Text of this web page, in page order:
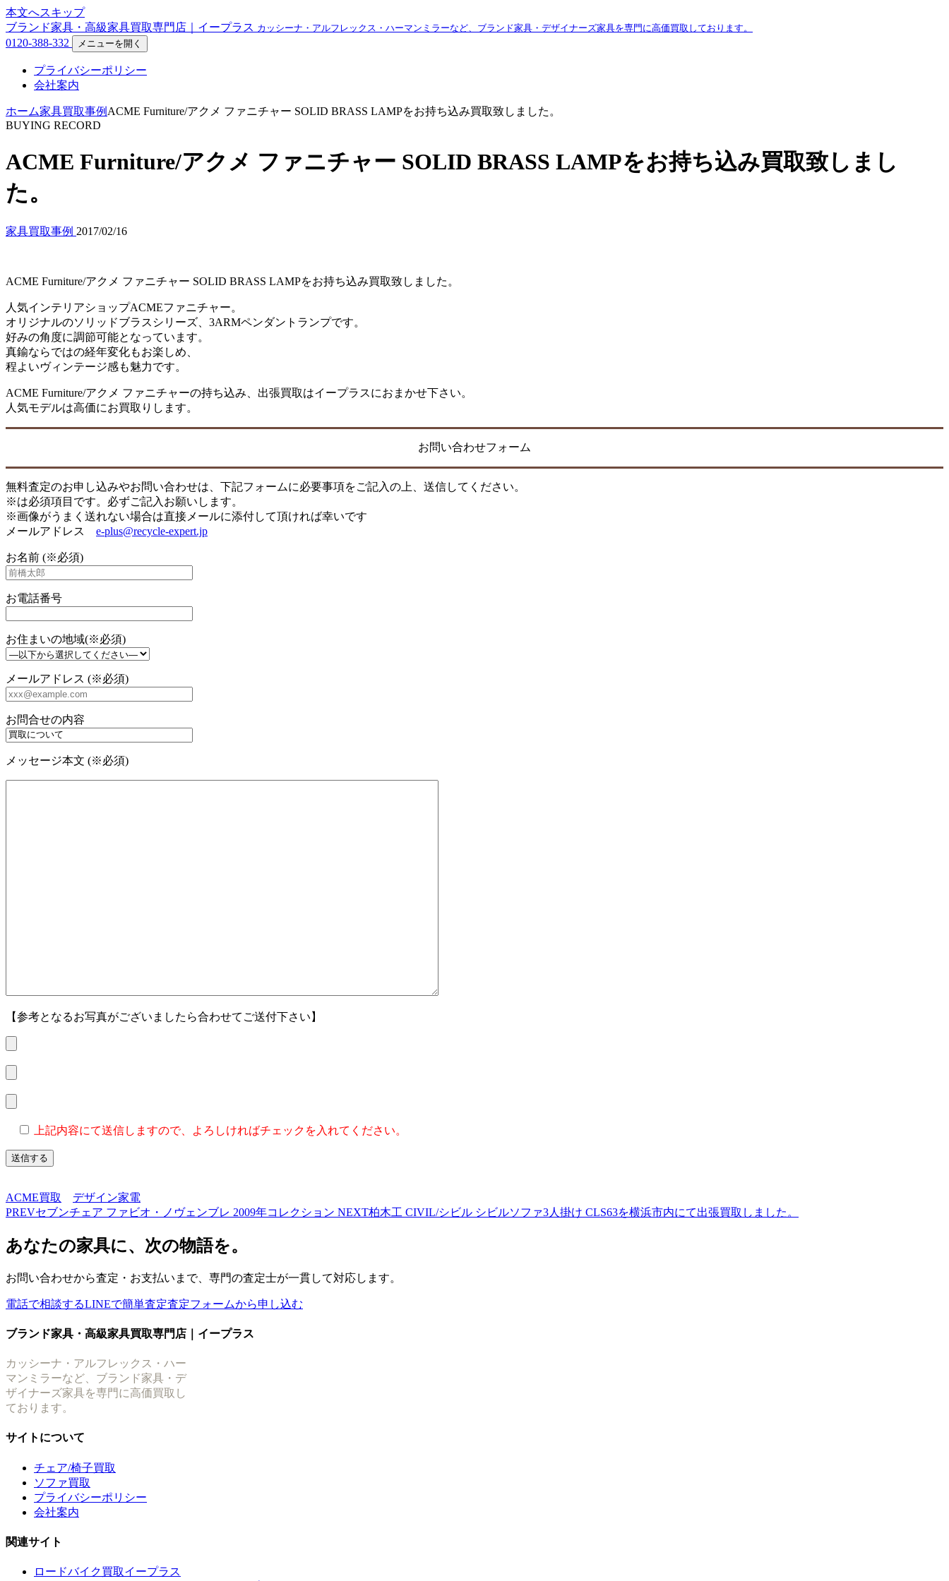
本文へスキップ
ブランド家具・高級家具買取専門店｜イープラス カッシーナ・アルフレックス・ハーマンミラーなど、ブランド家具・デザイナーズ家具を専門に高価買取しております。
0120-388-332 メニューを開く
プライバシーポリシー
会社案内
ホーム家具買取事例 ACME Furniture/アクメ ファニチャー SOLID BRASS LAMPをお持ち込み買取致しました。
BUYING RECORD
ACME Furniture/アクメ ファニチャー SOLID BRASS LAMPをお持ち込み買取致しまし
た。
家具買取事例 2017/02/16
ACME Furniture/アクメ ファニチャー SOLID BRASS LAMPをお持ち込み買取致しました。
人気インテリアショップACMEファニチャー。
オリジナルのソリッドブラスシリーズ、3ARMペンダントランプです。
好みの角度に調節可能となっています。
真鍮ならではの経年変化もお楽しめ、
程よいヴィンテージ感も魅力です。
ACME Furniture/アクメ ファニチャーの持ち込み、出張買取はイープラスにおまかせ下さい。
人気モデルは高価にお買取りします。
お問い合わせフォーム
無料査定のお申し込みやお問い合わせは、下記フォームに必要事項をご記入の上、送信してください。
※は必須項目です。必ずご記入お願いします。
※画像がうまく送れない場合は直接メールに添付して頂ければ幸いです
メールアドレス e-plus@recycle-expert.jp
お名前 (※必須)
お電話番号
お住まいの地域(※必須)
メールアドレス (※必須)
お問合せの内容
メッセージ本文 (※必須)
【参考となるお写真がございましたら合わせてご送付下さい】
上記内容にて送信しますので、よろしければチェックを入れてください。
ACME買取
デザイン家電
PREVセブンチェア ファビオ・ノヴェンブレ 2009年コレクション NEXT柏木工 CIVIL/シビル シビルソファ3人掛け CLS63を横浜市内にて出張買取しました。
あなたの家具に、次の物語を。
お問い合わせから査定・お支払いまで、専門の査定士が一貫して対応します。
電話で相談するLINEで簡単査定査定フォームから申し込む
ブランド家具・高級家具買取専門店｜イープラス
カッシーナ・アルフレックス・ハー
マンミラーなど、ブランド家具・デ
ザイナーズ家具を専門に高価買取し
ております。
サイトについて
チェア/椅子買取
ソファ買取
プライバシーポリシー
会社案内
関連サイト
ロードバイク買取イープラス